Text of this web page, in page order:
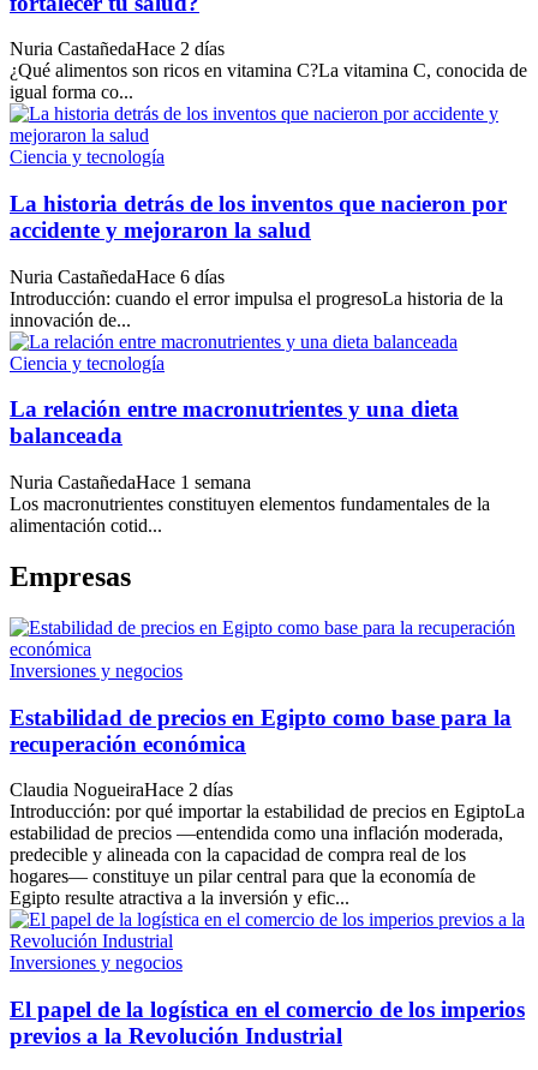
Nuria CastañedaHace 2 días
¿Qué alimentos son ricos en vitamina C?La vitamina C, conocida de
igual forma co...
Ciencia y tecnología
La historia detrás de los inventos que nacieron por
accidente y mejoraron la salud
Nuria CastañedaHace 6 días
Introducción: cuando el error impulsa el progresoLa historia de la
innovación de...
Ciencia y tecnología
La relación entre macronutrientes y una dieta
balanceada
Nuria CastañedaHace 1 semana
Los macronutrientes constituyen elementos fundamentales de la
alimentación cotid...
Empresas
Inversiones y negocios
Estabilidad de precios en Egipto como base para la
recuperación económica
Claudia NogueiraHace 2 días
Introducción: por qué importar la estabilidad de precios en EgiptoLa
estabilidad de precios —entendida como una inflación moderada,
predecible y alineada con la capacidad de compra real de los
hogares— constituye un pilar central para que la economía de
Egipto resulte atractiva a la inversión y efic...
Inversiones y negocios
El papel de la logística en el comercio de los imperios
previos a la Revolución Industrial